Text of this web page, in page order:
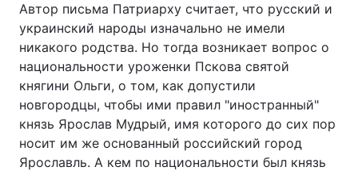
Тема оформлення
Автор письма Патриарху считает, что русский и
украинский народы изначально не имели
никакого родства. Но тогда возникает вопрос о
национальности уроженки Пскова святой
княгини Ольги, о том, как допустили
новгородцы, чтобы ими правил "иностранный"
князь Ярослав Мудрый, имя которого до сих пор
носит им же основанный российский город
Ярославль. А кем по национальности был князь